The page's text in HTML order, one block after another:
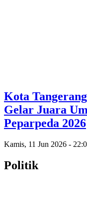
Kota
Gelar Juara
Peparpeda 2026
Kamis, 11 Jun 2026 -
Politik